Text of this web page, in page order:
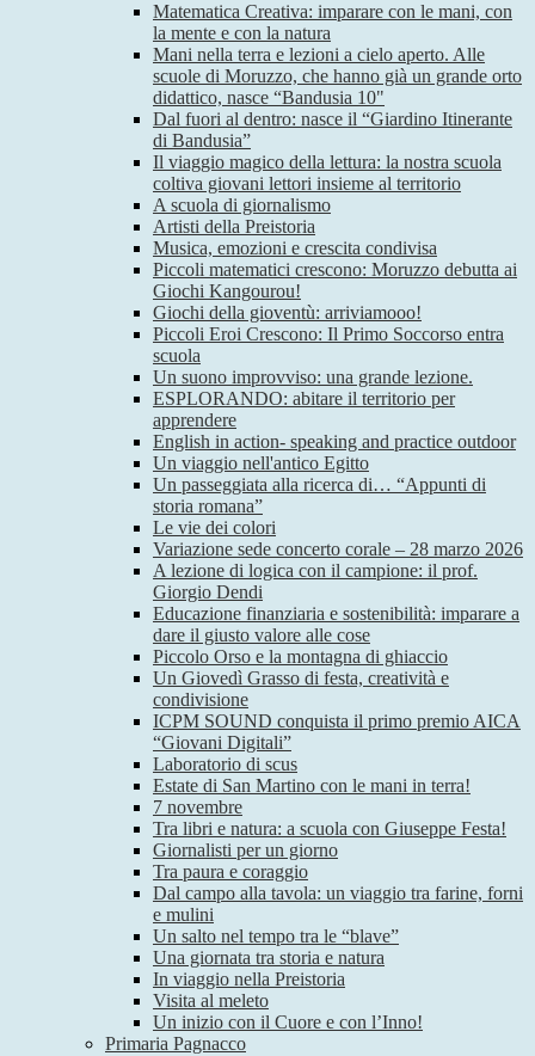
Matematica Creativa: imparare con le mani, con
la mente e con la natura
Mani nella terra e lezioni a cielo aperto. Alle
scuole di Moruzzo, che hanno già un grande orto
didattico, nasce “Bandusia 10"
Dal fuori al dentro: nasce il “Giardino Itinerante
di Bandusia”
Il viaggio magico della lettura: la nostra scuola
coltiva giovani lettori insieme al territorio
A scuola di giornalismo
Artisti della Preistoria
Musica, emozioni e crescita condivisa
Piccoli matematici crescono: Moruzzo debutta ai
Giochi Kangourou!
Giochi della gioventù: arriviamooo!
Piccoli Eroi Crescono: Il Primo Soccorso entra
scuola
Un suono improvviso: una grande lezione.
ESPLORANDO: abitare il territorio per
apprendere
English in action- speaking and practice outdoor
Un viaggio nell'antico Egitto
Un passeggiata alla ricerca di… “Appunti di
storia romana”
Le vie dei colori
Variazione sede concerto corale – 28 marzo 2026
A lezione di logica con il campione: il prof.
Giorgio Dendi
Educazione finanziaria e sostenibilità: imparare a
dare il giusto valore alle cose
Piccolo Orso e la montagna di ghiaccio
Un Giovedì Grasso di festa, creatività e
condivisione
ICPM SOUND conquista il primo premio AICA
“Giovani Digitali”
Laboratorio di scus
Estate di San Martino con le mani in terra!
7 novembre
Tra libri e natura: a scuola con Giuseppe Festa!
Giornalisti per un giorno
Tra paura e coraggio
Dal campo alla tavola: un viaggio tra farine, forni
e mulini
Un salto nel tempo tra le “blave”
Una giornata tra storia e natura
In viaggio nella Preistoria
Visita al meleto
Un inizio con il Cuore e con l’Inno!
Primaria Pagnacco